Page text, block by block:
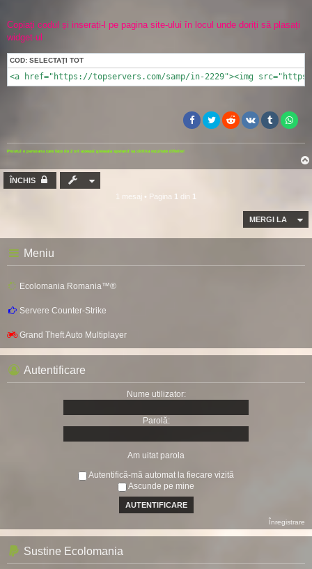
Copiați codul și inserați-l pe pagina site-ului în locul unde doriți să plasați
widget-ul
COD: SELECTAŢI TOT
<a href="https://topservers.com/samp/in-2229"><img
Prostul e persoana care face de 2 ori aceeasi greseala sperand sa obtina rezultate diferite!
ÎNCHIS
1 mesaj • Pagina 1 din 1
MERGI LA
Meniu
Ecolomania Romania™®
Servere Counter-Strike
Grand Theft Auto Multiplayer
Autentificare
Nume utilizator:
Parolă:
Am uitat parola
Autentifică-mă automat la fiecare vizită
Ascunde pe mine
Înregistrare
Sustine Ecolomania